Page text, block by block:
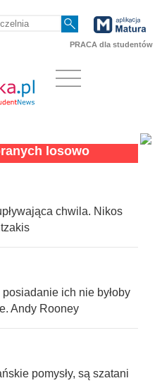
PRACA dla studentów
losowo
chwila. Nikos
ich nie byłoby
Andy Rooney
pomysły, są szatani